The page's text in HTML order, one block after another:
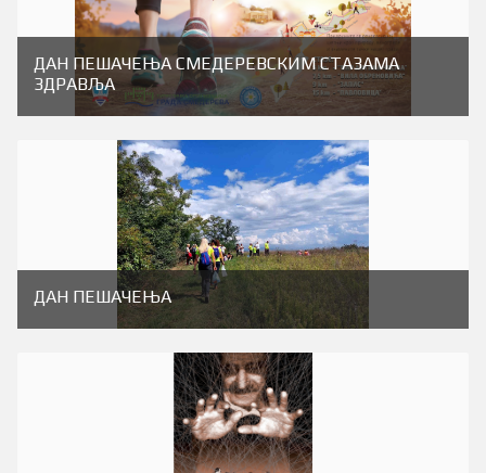
ДАН ПЕШАЧЕЊА СМЕДЕРЕВСКИМ СТАЗАМА
ЗДРАВЉА
ДАН ПЕШАЧЕЊА